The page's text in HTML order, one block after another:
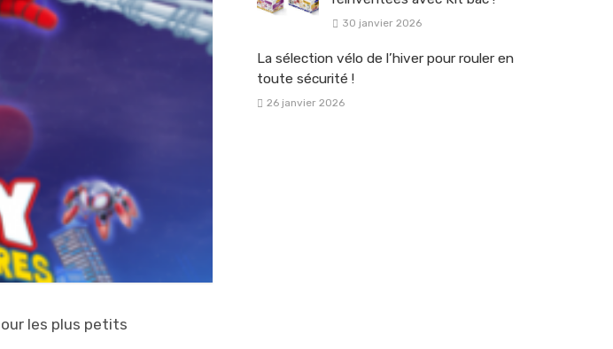
les plus petits
30 janvier 2026
La sélection vélo de l’hiver pour rouler en
toute sécurité !
26 janvier 2026